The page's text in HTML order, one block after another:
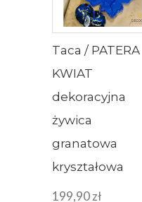
Taca / PATERA
KWIAT
dekoracyjna
żywica
granatowa
kryształowa
199,90zł